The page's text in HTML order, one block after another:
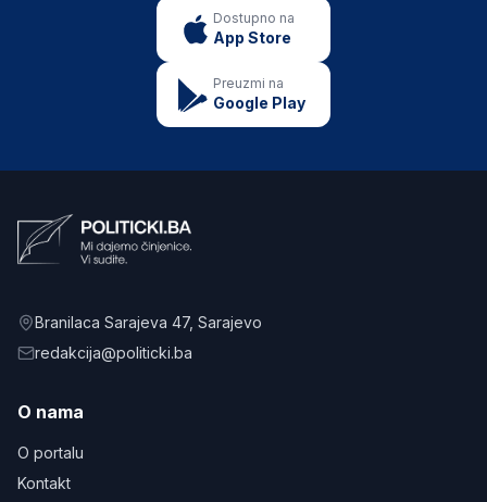
Dostupno na
App Store
Preuzmi na
Google Play
Branilaca Sarajeva 47, Sarajevo
redakcija@politicki.ba
O nama
O portalu
Kontakt